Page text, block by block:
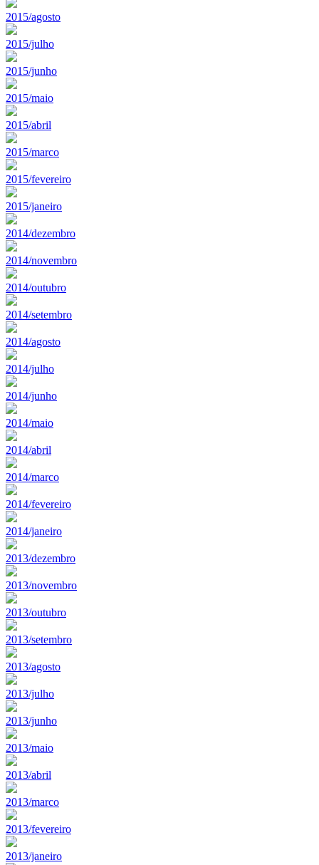
2015/agosto
2015/julho
2015/junho
2015/maio
2015/abril
2015/marco
2015/fevereiro
2015/janeiro
2014/dezembro
2014/novembro
2014/outubro
2014/setembro
2014/agosto
2014/julho
2014/junho
2014/maio
2014/abril
2014/marco
2014/fevereiro
2014/janeiro
2013/dezembro
2013/novembro
2013/outubro
2013/setembro
2013/agosto
2013/julho
2013/junho
2013/maio
2013/abril
2013/marco
2013/fevereiro
2013/janeiro